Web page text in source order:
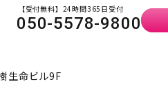
【受付無料】24時間365日受付
050-5578-9800
生命ビル9F